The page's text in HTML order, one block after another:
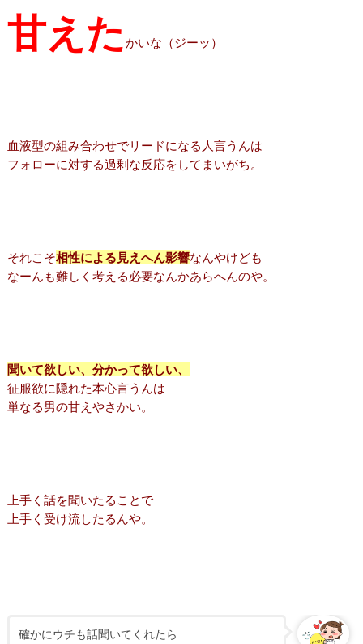
甘えた かいな（ジーッ）
血液型の組み合わせでリードになる人言うんは
フォローに対する過剰な反応をしてまいがち。
それこそ相性による見えへん影響なんやけども
なーんも難しく考える必要なんかあらへんのや。
聞いて欲しい、分かって欲しい、
征服欲に隠れた本心言うんは
単なる男の甘えやさかい。
上手く話を聞いたることで
上手く受け流したるんや。
確かにウチも話聞いてくれたら